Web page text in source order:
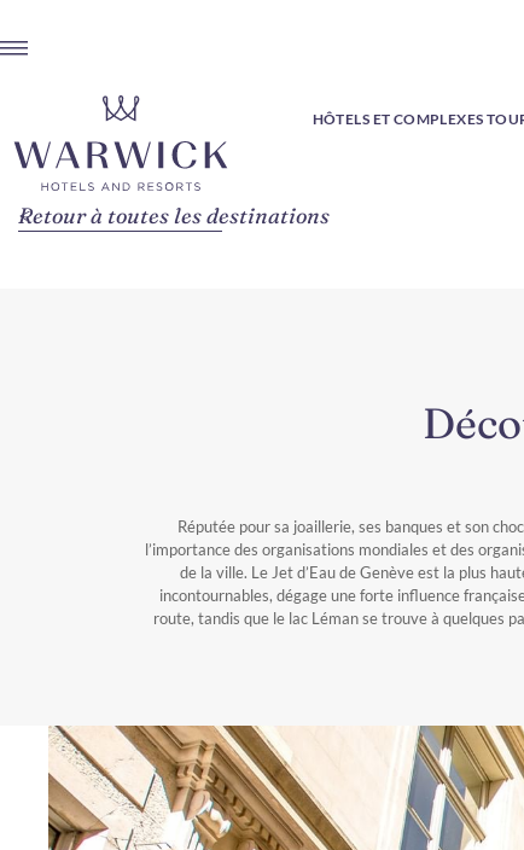
HÔTELS ET COMPLEXES
Retour à toutes les destinations
Réputée pour sa joaillerie, ses banques et son
l’importance des organisations mondiales et des
de la ville. Le Jet d’Eau de Genève est la plus
incontournables, dégage une forte influence
route, tandis que le lac Léman se trouve à quelques